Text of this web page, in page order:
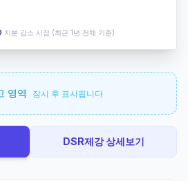
지분 감소 시점 (최근 1년 전체 기준)
영역 잠시 후 표시됩니다
DSR제강상세보기